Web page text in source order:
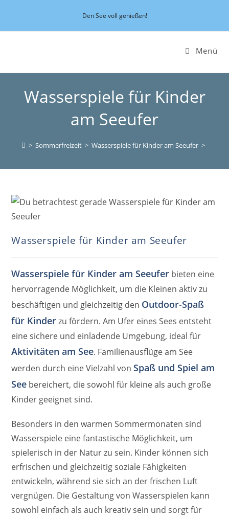
springen
Den See voll genießen!
Menü
Wasserspiele für Kinder
am Seeufer
> Sommerfreizeit > Wasserspiele für Kinder am Seeufer >
Wasserspiele für Kinder am Seeufer
Wasserspiele für Kinder am Seeufer bieten eine
hervorragende Möglichkeit, um die Kleinen aktiv zu
beschäftigen und gleichzeitig den Outdoor-Spaß
für Kinderzu fördern. Am Ufer eines Sees entsteht
eine sichere und einladende Umgebung, ideal für
Aktivitäten am See. Familienausflüge am See
werden durch eine Vielzahl vonSpaß und Spiel am
See bereichert, die sowohl für kleine als auch große
Kinder geeignet sind.
Besonders in den warmen Sommermonaten sind
Wasserspiele eine fantastische Möglichkeit, um
spielerisch in der Natur zu sein. Kinder können sich
erfrischen und gleichzeitig soziale Fähigkeiten
entwickeln, während sie sich an der frischen Luft
vergnügen. Die Gestaltung von Wasserspielen kann
sowohl einfach als auch kreativ sein und sorgt für